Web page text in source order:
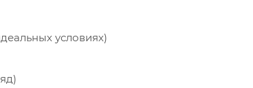
условиях)